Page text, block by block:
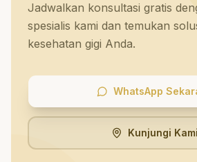
Jadwalkan konsultasi gratis
spesialis kami dan temukan
kesehatan gigi Anda.
WhatsApp
Kunjungi Kami